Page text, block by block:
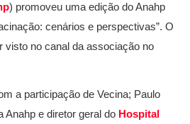
) promoveu uma edição do Anahp
cenários e perspectivas”. O
visto no canal da associação no
a participação de Vecina; Paulo
Anahp e diretor geral do Hospital